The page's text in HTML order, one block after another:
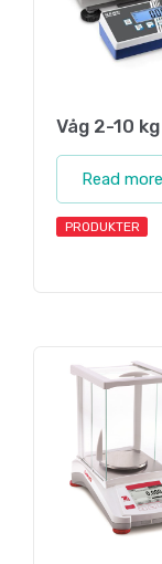
Våg 2-10 kg
Read more
PRODUKTER